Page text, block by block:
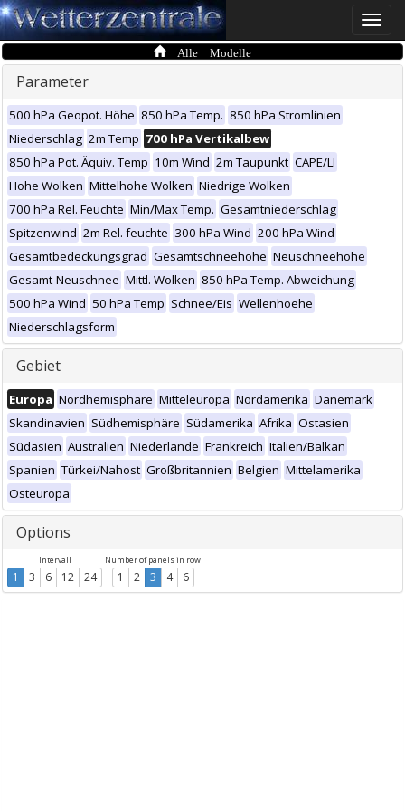
Toggle
Alle Modelle
Parameter
500 hPa Geopot. Höhe 850 hPa Temp. 850 hPa Stromlinien
Niederschlag 2m Temp 700 hPa Vertikalbew
850 hPa Pot. Äquiv. Temp 10m Wind 2m Taupunkt CAPE/LI
Hohe Wolken Mittelhohe Wolken Niedrige Wolken
700 hPa Rel. Feuchte Min/Max Temp. Gesamtniederschlag
Spitzenwind 2m Rel. feuchte 300 hPa Wind 200 hPa Wind
Gesamtbedeckungsgrad Gesamtschneehöhe Neuschneehöhe
Gesamt-Neuschnee Mittl. Wolken 850 hPa Temp. Abweichung
500 hPa Wind 50 hPa Temp Schnee/Eis Wellenhoehe
Niederschlagsform
Gebiet
Europa Nordhemisphäre Mitteleuropa Nordamerika Dänemark
Skandinavien Südhemisphäre Südamerika Afrika Ostasien
Südasien Australien Niederlande Frankreich Italien/Balkan
Spanien Türkei/Nahost Großbritannien Belgien Mittelamerika
Osteuropa
Options
Intervall
1 3 6 12 24
Number of panels in row
1 2 3 4 6